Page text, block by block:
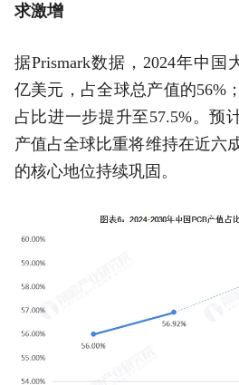
求激增
据Prismark数据，2024年中国
亿美元，占全球总产值的56%
占比进一步提升至57.5%。预
产值占全球比重将维持在近六
的核心地位持续巩固。